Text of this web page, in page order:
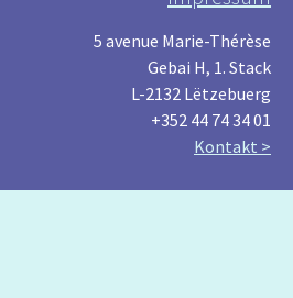
5 avenue Marie-Thérèse
Gebai H, 1. Stack
L-2132 Lëtzebuerg
+352 44 74 34 01
Kontakt >